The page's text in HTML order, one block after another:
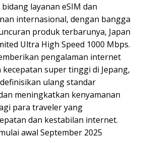
layanan eSIM dan
internasional, dengan bangga
produk terbarunya, Japan
Ultra High Speed 1000 Mbps.
pengalaman internet
super tinggi di Jepang,
ulang standar
meningkatkan kenyamanan
para traveler yang
dan kestabilan internet.
awal September 2025